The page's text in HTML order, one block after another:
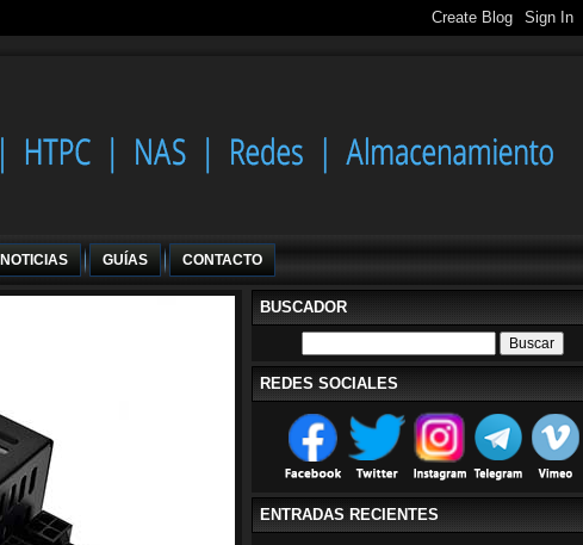
NOTICIAS GUÍAS CONTACTO
BUSCADOR
REDES SOCIALES
ENTRADAS RECIENTES